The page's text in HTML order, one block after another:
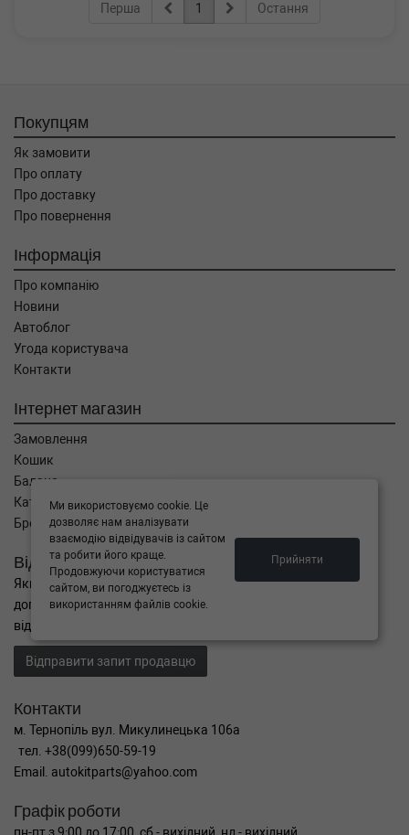
Перша 1 Остання
Покупцям
Як замовити
Про оплату
Про доставку
Про повернення
Інформація
Про компанію
Новини
Автоблог
Угода користувача
Контакти
Інтернет магазин
Замовлення
Кошик
Баланс
Каталог товарів
Бренди
Відправити запит
Якщо Ви не знайшли потрібні запчастини, або Вам потрібна
допомога в підборі,
відправте нам запит - ми Вам допоможемо
Відправити запит продавцю
Контакти
м. Тернопіль вул. Микулинецька 106а
тел. +38(099)650-59-19
Email. autokitparts@yahoo.com
Графік роботи
Ми використовуємо cookie. Це
дозволяє нам аналізувати
взаємодію відвідувачів із сайтом
та робити його краще.
Продовжуючи користуватися
сайтом, ви погоджуєтесь із
використанням файлів cookie.
Прийняти